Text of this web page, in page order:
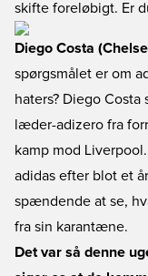
skifte foreløbigt. Er
Diego Costa
spørgsmålet er om
haters? Diego
læder-adizero fra
kamp mod
adidas efter blot et
spændende at se,
fra sin karantæne.
Det var så denne